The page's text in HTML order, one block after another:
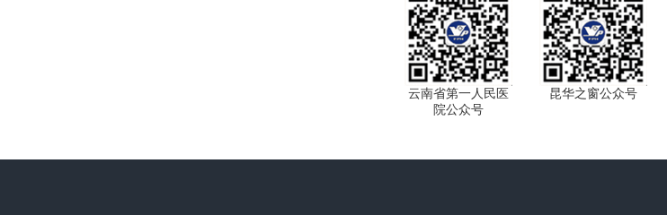
云南省第一人民医
院公众号
昆华之窗公众号